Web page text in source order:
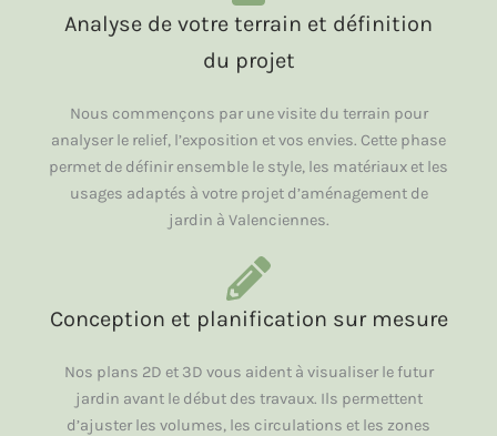
Analyse de votre terrain et définition
du projet
Nous commençons par une visite du terrain pour
analyser le relief, l’exposition et vos envies. Cette phase
permet de définir ensemble le style, les matériaux et les
usages adaptés à votre projet d’aménagement de
jardin à Valenciennes.
Conception et planification sur mesure
Nos plans 2D et 3D vous aident à visualiser le futur
jardin avant le début des travaux. Ils permettent
d’ajuster les volumes, les circulations et les zones